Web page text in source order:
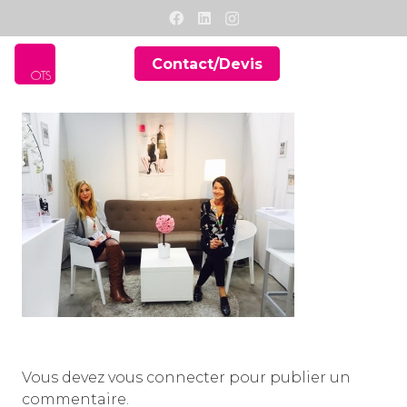
Contact/Devis
Vous devez vous connecter pour publier un
commentaire.